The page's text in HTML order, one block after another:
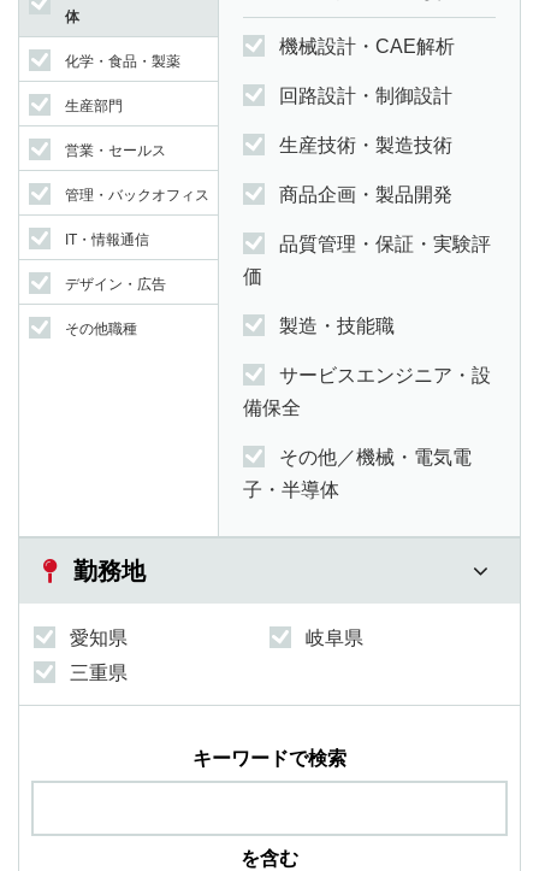
体
化学・食品・製薬
生産部門
営業・セールス
管理・バックオフィス
IT・情報通信
デザイン・広告
その他職種
機械設計・CAE解析
回路設計・制御設計
生産技術・製造技術
商品企画・製品開発
品質管理・保証・実験評
価
製造・技能職
サービスエンジニア・設
備保全
その他／機械・電気電
子・半導体
勤務地
愛知県
岐阜県
三重県
キーワードで検索
を含む